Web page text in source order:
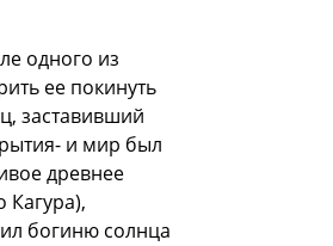
одного из
ее покинуть
заставивший
и мир был
древнее
Кагура),
богиню солнца